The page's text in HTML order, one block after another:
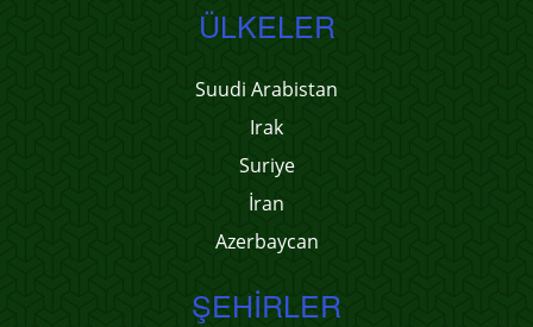
ÜLKELER
Suudi Arabistan
Irak
Suriye
İran
Azerbaycan
ŞEHIRLER